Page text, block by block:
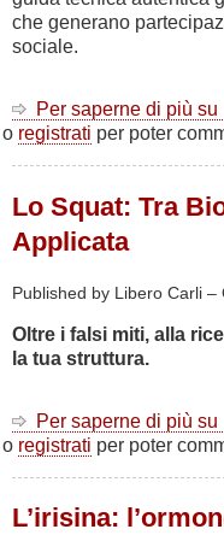
che generano
sociale.
Per saperne di più su
o registrati per poter
Lo Squat: Tra
Applicata
Published by Libero Carli –
Oltre i falsi miti, alla
la tua struttura.
Per saperne di più su
o registrati per poter
L’irisina: